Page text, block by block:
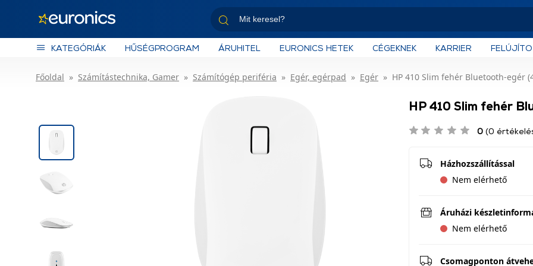
KATEGÓRIÁK HŰSÉGPROGRAM ÁRUHITEL EURONICS HETEK CÉGEKNEK KARRIER
Főoldal Számítástechnika, Gamer Számítógép periféria Egér, egérpad Egér HP 410 Slim fehér Bluetooth-egér
HP 410 Slim fehér
0 (0
Házhozszállítással
Nem elérhető
Áruházi
Nem elérhető
Csomagponton